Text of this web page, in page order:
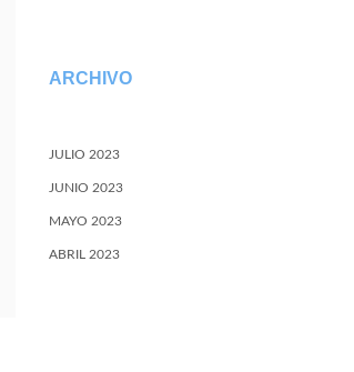
ARCHIVO
JULIO 2023
JUNIO 2023
MAYO 2023
ABRIL 2023